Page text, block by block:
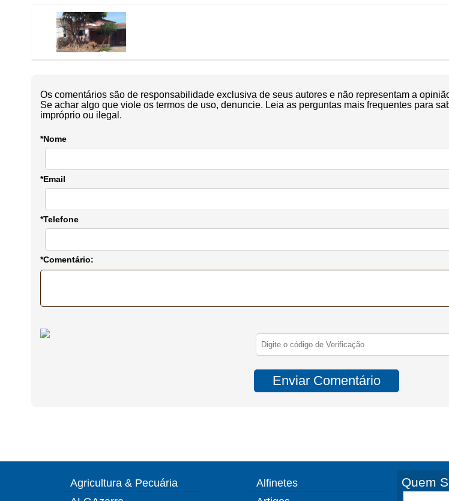
Os comentários são de responsabilidade exclusiva de seus autores e não representam a
Se achar algo que viole os termos de uso, denuncie. Leia as perguntas mais frequentes para
impróprio ou ilegal.
*Nome
*Email
*Telefone
*Comentário:
Agricultura & Pecuária
Alfinetes
Quem